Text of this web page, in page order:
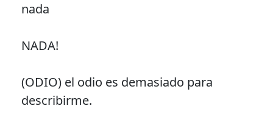
nada
NADA!
(ODIO) el odio es demasiado para
describirme.